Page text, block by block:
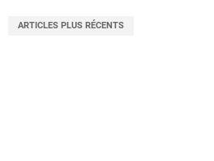
ARTICLES PLUS RÉCENTS